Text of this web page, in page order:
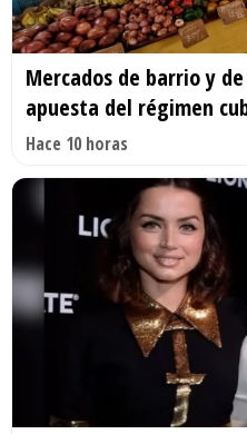
Mercados de barrio y
apuesta del régimen
Hace 10 horas